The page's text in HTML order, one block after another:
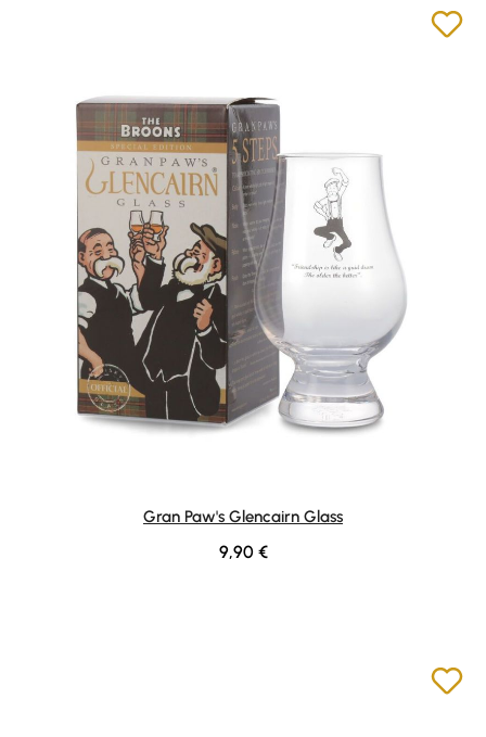
Gran Paw's Glencairn Glass
Regulärer Preis:
9,90 €